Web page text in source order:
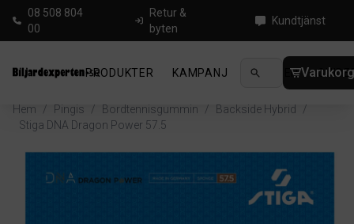
08 508 804
00
Retur &
byten
Kundtjänst
PRODUKTER KAMPANJ NYHETER
Hem / Pingis / Bordtennisgummin / Backside Hybrid
/
Stiga DNA Dragon Power 57.5